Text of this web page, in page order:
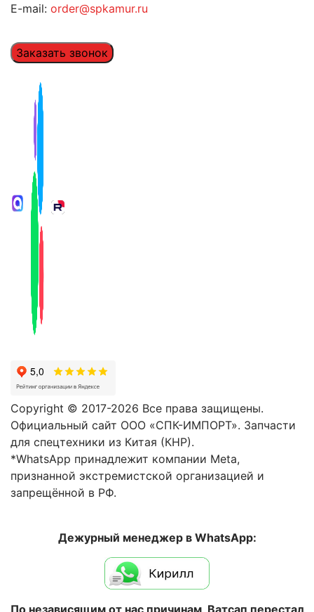
E-mail: order@spkamur.ru
Заказать звонок
Copyright © 2017-2026 Все права защищены.
Официальный сайт ООО «СПК-ИМПОРТ». Запчасти
для спецтехники из Китая (КНР).
*WhatsApp принадлежит компании Meta,
признанной экстремистской организацией и
запрещённой в РФ.
Дежурный менеджер в WhatsApp:
По независящим от нас причинам, Ватсап перестал